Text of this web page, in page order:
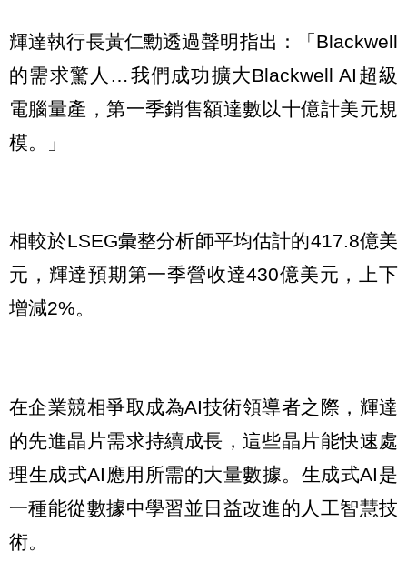
輝達執行長黃仁勳透過聲明指出：「Blackwell
的需求驚人…我們成功擴大Blackwell AI超級
電腦量產，第一季銷售額達數以十億計美元規
模。」
相較於LSEG彙整分析師平均估計的417.8億美
元，輝達預期第一季營收達430億美元，上下
增減2%。
在企業競相爭取成為AI技術領導者之際，輝達
的先進晶片需求持續成長，這些晶片能快速處
理生成式AI應用所需的大量數據。生成式AI是
一種能從數據中學習並日益改進的人工智慧技
術。